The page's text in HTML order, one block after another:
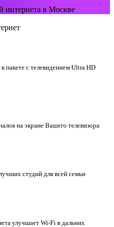
пакете с телевидением Ultra HD
на экране Вашего телевизора
студий для всей семьи
улучшает Wi-Fi в дальних